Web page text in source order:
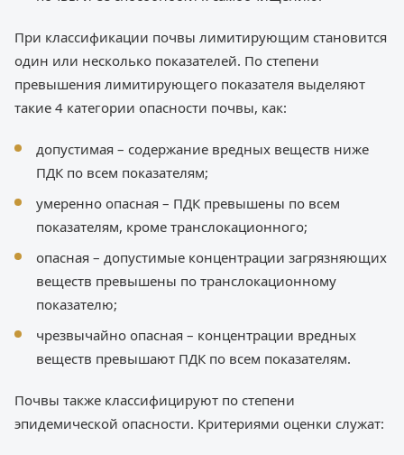
При классификации почвы лимитирующим становится
один или несколько показателей. По степени
превышения лимитирующего показателя выделяют
такие 4 категории опасности почвы, как:
допустимая – содержание вредных веществ ниже
ПДК по всем показателям;
умеренно опасная – ПДК превышены по всем
показателям, кроме транслокационного;
опасная – допустимые концентрации загрязняющих
веществ превышены по транслокационному
показателю;
чрезвычайно опасная – концентрации вредных
веществ превышают ПДК по всем показателям.
Почвы также классифицируют по степени
эпидемической опасности. Критериями оценки служат: